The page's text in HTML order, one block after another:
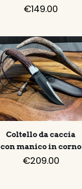
€149.00
Coltello da caccia
con manico in corno
€209.00